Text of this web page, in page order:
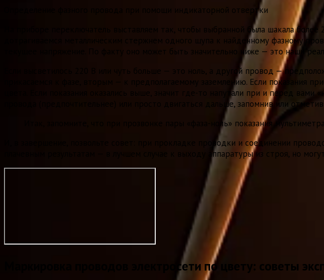
Определение фазного провода при помощи индикаторной отвертки
На приборе переключатель выставляем так, чтобы выбранной была шакала
дотрагиваемся металлическим стержнем одного щупа к найденному фазному
текущее напряжение. По факту оно может быть значительно ниже — это наши
Если высветилось 220 В или чуть больше — это ноль, а другой провод —
прикасаемся к фазе, вторым — к предполагаемому заземлению. Если показания
цвета. Если показания оказались выше, значит где-то напутали при и перед
провода (предпочтительнее) или просто двигаться дальше, запомнив или
Итак, запомните, что при прозвонке пары «фаза-ноль» показания
И, в завершение, позвольте совет: при прокладке проводки и соединении
плачевным результатам — в лучшем случае к выходу аппаратуры из строя, но
Маркировка проводов электросети по цвету: советы